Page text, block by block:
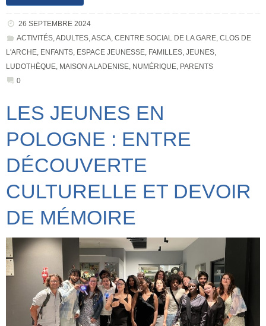
26 SEPTEMBRE 2024
ACTIVITÉS,ADULTES,ASCA, CENTRE SOCIAL DE LA GARE, CLOS DE
L'ARCHE, ENFANTS, ESPACE JEUNESSE, FAMILLES, JEUNES,
LUDOTHÈQUE, MAISON ALADENISE, NUMÉRIQUE, PARENTS
0
LES JEUNES EN
POLOGNE : ENTRE
DÉCOUVERTE
CULTURELLE ET DEVOIR
DE MÉMOIRE